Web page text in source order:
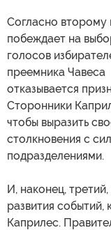
Согласно второму
побеждает на
голосов
преемника Чавеса
отказывается
Сторонники
чтобы выразить
столкновения с
подразделениями.
И, наконец,
развития событий,
Каприлес.